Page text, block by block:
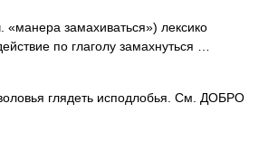
замахиваться») лексико
по глаголу замахнуться …
глядеть исподлобья. См. ДОБРО